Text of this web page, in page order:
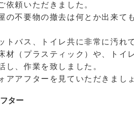
依頼いただきました。
の不要物の撤去は何とか出来て
トバス、トイレ共に非常に汚れ
材（プラスティック）や、トイ
し、作業を致しました。
アアフターを見ていただきまし
ター